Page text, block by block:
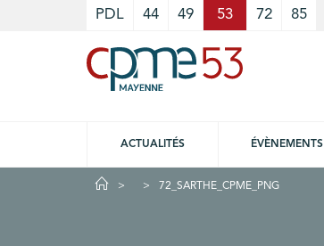
PDL 44 49 53 72 85
ACTUALITÉS ÉVÈNEMENTS
72_SARTHE_CPME_PNG
Cookies management panel